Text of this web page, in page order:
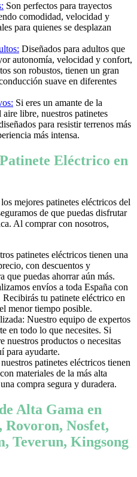
Son perfectos para trayectos
comodidad, velocidad y
para quienes se desplazan
Diseñados para adultos que
autonomía, velocidad y confort,
son robustos, tienen un gran
suave en diferentes
Si eres un amante de la
libre, nuestros patinetes
para resistir terrenos más
más intensa.
Eléctrico en
mejores patinetes eléctricos del
de que puedas disfrutar
Al comprar con nosotros,
patinetes eléctricos tienen una
con descuentos y
que puedas ahorrar aún más.
envíos a toda España con
tu patinete eléctrico en
menor tiempo posible.
Nuestro equipo de expertos
en todo lo que necesites. Si
nuestros productos o necesitas
para ayudarte.
patinetes eléctricos tienen
materiales de la más alta
compra segura y duradera.
Alta Gama en
Nosfet,
Teverun, Kingsong